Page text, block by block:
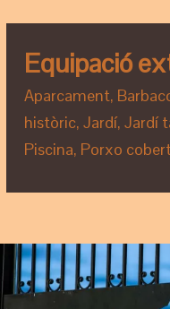
Equipació
Aparcament,
històric, Jardí, Jardí
Piscina, Porxo